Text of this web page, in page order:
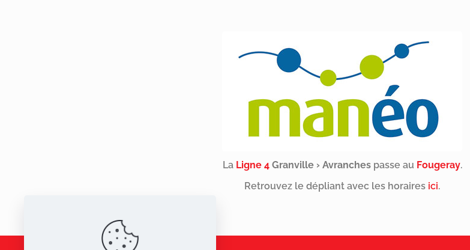
LaLigne 4 Granville › Avranchespasse au Fougeray.
Retrouvez le dépliant avec les horaires ici.